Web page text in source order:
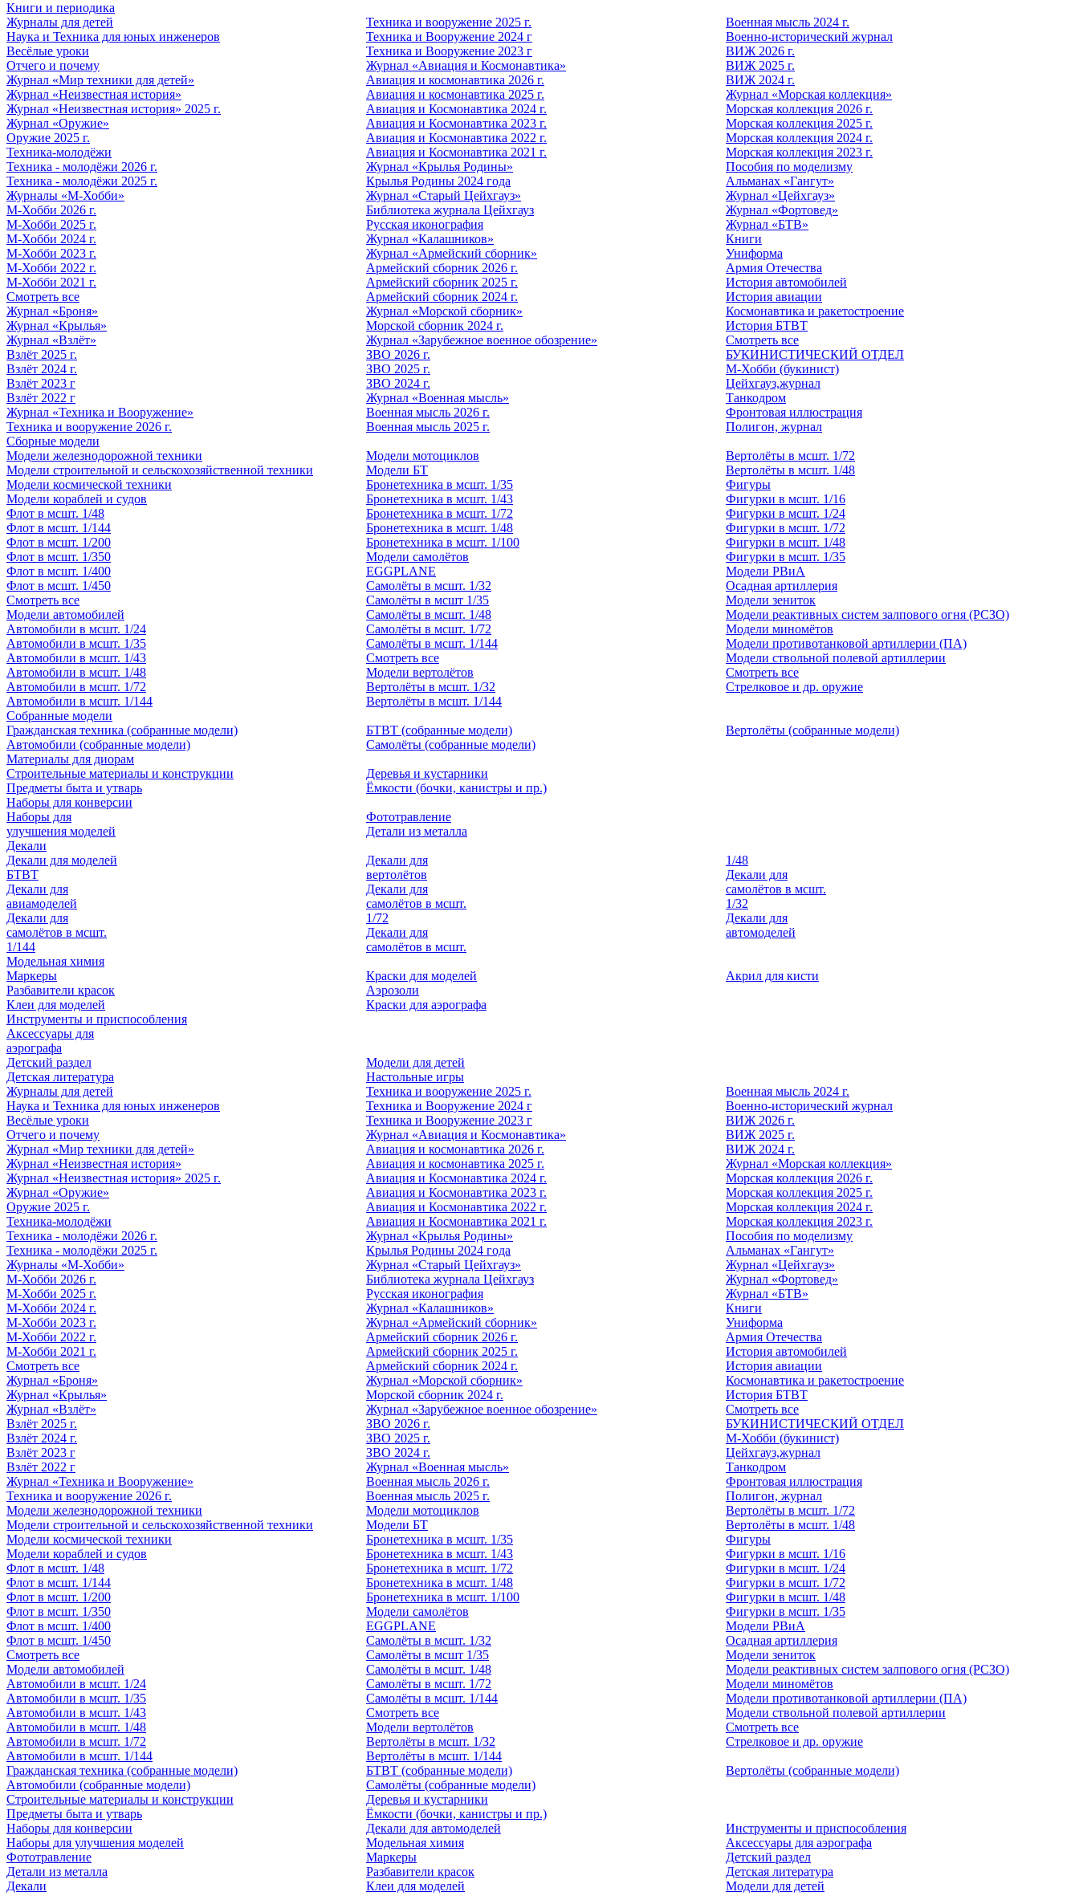
Книги и периодика
Журналы для детей
Наука и Техника для юных инженеров
Весёлые уроки
Отчего и почему
Журнал «Мир техники для детей»
Журнал «Неизвестная история»
Журнал «Неизвестная история» 2025 г.
Журнал «Оружие»
Оружие 2025 г.
Техника-молодёжи
Техника - молодёжи 2026 г.
Техника - молодёжи 2025 г.
Журналы «М-Хобби»
М-Хобби 2026 г.
М-Хобби 2025 г.
М-Хобби 2024 г.
М-Хобби 2023 г.
М-Хобби 2022 г.
М-Хобби 2021 г.
Смотреть все
Журнал «Броня»
Журнал «Крылья»
Журнал «Взлёт»
Взлёт 2025 г.
Взлёт 2024 г.
Взлёт 2023 г
Взлёт 2022 г
Журнал «Техника и Вооружение»
Техника и вооружение 2026 г.
Техника и вооружение 2025 г.
Техника и Вооружение 2024 г
Техника и Вооружение 2023 г
Журнал «Авиация и Космонавтика»
Авиация и космонавтика 2026 г.
Авиация и космонавтика 2025 г.
Авиация и Космонавтика 2024 г.
Авиация и Космонавтика 2023 г.
Авиация и Космонавтика 2022 г.
Авиация и Космонавтика 2021 г.
Журнал «Крылья Родины»
Крылья Родины 2024 года
Журнал «Старый Цейхгауз»
Библиотека журнала Цейхгауз
Русская иконография
Журнал «Калашников»
Журнал «Армейский сборник»
Армейский сборник 2026 г.
Армейский сборник 2025 г.
Армейский сборник 2024 г.
Журнал «Морской сборник»
Морской сборник 2024 г.
Журнал «Зарубежное военное обозрение»
ЗВО 2026 г.
ЗВО 2025 г.
ЗВО 2024 г.
Журнал «Военная мысль»
Военная мысль 2026 г.
Военная мысль 2025 г.
Военная мысль 2024 г.
Военно-исторический журнал
ВИЖ 2026 г.
ВИЖ 2025 г.
ВИЖ 2024 г.
Журнал «Морская коллекция»
Морская коллекция 2026 г.
Морская коллекция 2025 г.
Морская коллекция 2024 г.
Морская коллекция 2023 г.
Пособия по моделизму
Альманах «Гангут»
Журнал «Цейхгауз»
Журнал «Фортовед»
Журнал «БТВ»
Книги
Униформа
Армия Отечества
История автомобилей
История авиации
Космонавтика и ракетостроение
История БТВТ
Смотреть все
БУКИНИСТИЧЕСКИЙ ОТДЕЛ
М-Хобби (букинист)
Цейхгауз,журнал
Танкодром
Фронтовая иллюстрация
Полигон, журнал
Сборные модели
Модели железнодорожной техники
Модели строительной и сельскохозяйственной техники
Модели космической техники
Модели кораблей и судов
Флот в мсшт. 1/48
Флот в мсшт. 1/144
Флот в мсшт. 1/200
Флот в мсшт. 1/350
Флот в мсшт. 1/400
Флот в мсшт. 1/450
Смотреть все
Модели автомобилей
Автомобили в мсшт. 1/24
Автомобили в мсшт. 1/35
Автомобили в мсшт. 1/43
Автомобили в мсшт. 1/48
Автомобили в мсшт. 1/72
Автомобили в мсшт. 1/144
Модели мотоциклов
Модели БТ
Бронетехника в мсшт. 1/35
Бронетехника в мсшт. 1/43
Бронетехника в мсшт. 1/72
Бронетехника в мсшт. 1/48
Бронетехника в мсшт. 1/100
Модели самолётов
EGGPLANE
Самолёты в мсшт. 1/32
Самолёты в мсшт 1/35
Самолёты в мсшт. 1/48
Самолёты в мсшт. 1/72
Самолёты в мсшт. 1/144
Смотреть все
Модели вертолётов
Вертолёты в мсшт. 1/32
Вертолёты в мсшт. 1/144
Вертолёты в мсшт. 1/72
Вертолёты в мсшт. 1/48
Фигуры
Фигурки в мсшт. 1/16
Фигурки в мсшт. 1/24
Фигурки в мсшт. 1/72
Фигурки в мсшт. 1/48
Фигурки в мсшт. 1/35
Модели РВиА
Осадная артиллерия
Модели зениток
Модели реактивных систем залпового огня (РСЗО)
Модели миномётов
Модели противотанковой артиллерии (ПА)
Модели ствольной полевой артиллерии
Смотреть все
Стрелковое и др. оружие
Собранные модели
Гражданская техника (собранные модели)
Автомобили (собранные модели)
БТВТ (собранные модели)
Самолёты (собранные модели)
Вертолёты (собранные модели)
Материалы для диорам
Строительные материалы и конструкции
Предметы быта и утварь
Деревья и кустарники
Ёмкости (бочки, канистры и пр.)
Наборы для конверсии
Наборы для
улучшения моделей
Фототравление
Детали из металла
Декали
Декали для моделей
БТВТ
Декали для
авиамоделей
Декали для
самолётов в мсшт.
1/144
Декали для
вертолётов
Декали для
самолётов в мсшт.
1/72
Декали для
самолётов в мсшт.
1/48
Декали для
самолётов в мсшт.
1/32
Декали для
автомоделей
Модельная химия
Маркеры
Разбавители красок
Клеи для моделей
Краски для моделей
Аэрозоли
Краски для аэрографа
Акрил для кисти
Инструменты и приспособления
Аксессуары для
аэрографа
Детский раздел
Детская литература
Модели для детей
Настольные игры
Журналы для детей
Наука и Техника для юных инженеров
Весёлые уроки
Отчего и почему
Журнал «Мир техники для детей»
Журнал «Неизвестная история»
Журнал «Неизвестная история» 2025 г.
Журнал «Оружие»
Оружие 2025 г.
Техника-молодёжи
Техника - молодёжи 2026 г.
Техника - молодёжи 2025 г.
Журналы «М-Хобби»
М-Хобби 2026 г.
М-Хобби 2025 г.
М-Хобби 2024 г.
М-Хобби 2023 г.
М-Хобби 2022 г.
М-Хобби 2021 г.
Смотреть все
Журнал «Броня»
Журнал «Крылья»
Журнал «Взлёт»
Взлёт 2025 г.
Взлёт 2024 г.
Взлёт 2023 г
Взлёт 2022 г
Журнал «Техника и Вооружение»
Техника и вооружение 2026 г.
Техника и вооружение 2025 г.
Техника и Вооружение 2024 г
Техника и Вооружение 2023 г
Журнал «Авиация и Космонавтика»
Авиация и космонавтика 2026 г.
Авиация и космонавтика 2025 г.
Авиация и Космонавтика 2024 г.
Авиация и Космонавтика 2023 г.
Авиация и Космонавтика 2022 г.
Авиация и Космонавтика 2021 г.
Журнал «Крылья Родины»
Крылья Родины 2024 года
Журнал «Старый Цейхгауз»
Библиотека журнала Цейхгауз
Русская иконография
Журнал «Калашников»
Журнал «Армейский сборник»
Армейский сборник 2026 г.
Армейский сборник 2025 г.
Армейский сборник 2024 г.
Журнал «Морской сборник»
Морской сборник 2024 г.
Журнал «Зарубежное военное обозрение»
ЗВО 2026 г.
ЗВО 2025 г.
ЗВО 2024 г.
Журнал «Военная мысль»
Военная мысль 2026 г.
Военная мысль 2025 г.
Военная мысль 2024 г.
Военно-исторический журнал
ВИЖ 2026 г.
ВИЖ 2025 г.
ВИЖ 2024 г.
Журнал «Морская коллекция»
Морская коллекция 2026 г.
Морская коллекция 2025 г.
Морская коллекция 2024 г.
Морская коллекция 2023 г.
Пособия по моделизму
Альманах «Гангут»
Журнал «Цейхгауз»
Журнал «Фортовед»
Журнал «БТВ»
Книги
Униформа
Армия Отечества
История автомобилей
История авиации
Космонавтика и ракетостроение
История БТВТ
Смотреть все
БУКИНИСТИЧЕСКИЙ ОТДЕЛ
М-Хобби (букинист)
Цейхгауз,журнал
Танкодром
Фронтовая иллюстрация
Полигон, журнал
Модели железнодорожной техники
Модели строительной и сельскохозяйственной техники
Модели космической техники
Модели кораблей и судов
Флот в мсшт. 1/48
Флот в мсшт. 1/144
Флот в мсшт. 1/200
Флот в мсшт. 1/350
Флот в мсшт. 1/400
Флот в мсшт. 1/450
Смотреть все
Модели автомобилей
Автомобили в мсшт. 1/24
Автомобили в мсшт. 1/35
Автомобили в мсшт. 1/43
Автомобили в мсшт. 1/48
Автомобили в мсшт. 1/72
Автомобили в мсшт. 1/144
Модели мотоциклов
Модели БТ
Бронетехника в мсшт. 1/35
Бронетехника в мсшт. 1/43
Бронетехника в мсшт. 1/72
Бронетехника в мсшт. 1/48
Бронетехника в мсшт. 1/100
Модели самолётов
EGGPLANE
Самолёты в мсшт. 1/32
Самолёты в мсшт 1/35
Самолёты в мсшт. 1/48
Самолёты в мсшт. 1/72
Самолёты в мсшт. 1/144
Смотреть все
Модели вертолётов
Вертолёты в мсшт. 1/32
Вертолёты в мсшт. 1/144
Вертолёты в мсшт. 1/72
Вертолёты в мсшт. 1/48
Фигуры
Фигурки в мсшт. 1/16
Фигурки в мсшт. 1/24
Фигурки в мсшт. 1/72
Фигурки в мсшт. 1/48
Фигурки в мсшт. 1/35
Модели РВиА
Осадная артиллерия
Модели зениток
Модели реактивных систем залпового огня (РСЗО)
Модели миномётов
Модели противотанковой артиллерии (ПА)
Модели ствольной полевой артиллерии
Смотреть все
Стрелковое и др. оружие
Гражданская техника (собранные модели)
Автомобили (собранные модели)
БТВТ (собранные модели)
Самолёты (собранные модели)
Вертолёты (собранные модели)
Строительные материалы и конструкции
Предметы быта и утварь
Деревья и кустарники
Ёмкости (бочки, канистры и пр.)
Наборы для конверсии
Наборы для улучшения моделей
Фототравление
Детали из металла
Декали
Декали для автомоделей
Модельная химия
Маркеры
Разбавители красок
Клеи для моделей
Инструменты и приспособления
Аксессуары для аэрографа
Детский раздел
Детская литература
Модели для детей